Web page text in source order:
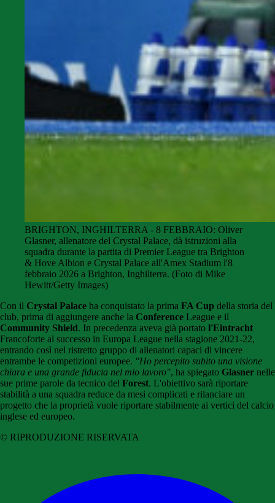
BRIGHTON, INGHILTERRA - 8 FEBBRAIO: Oliver
Glasner, allenatore del Crystal Palace, dà istruzioni alla
squadra durante la partita di Premier League tra Brighton
& Hove Albion e Crystal Palace all'Amex Stadium l'8
febbraio 2026 a Brighton, Inghilterra. (Foto di Mike
Hewitt/Getty Images)
Con il Crystal Palace ha conquistato la prima FA Cup della storia del
club, prima di aggiungere anche la Conference League e il
Community Shield. In precedenza aveva già portato l'Eintracht
Francoforte al successo in Europa League nella stagione 2021-22,
entrando così nel ristretto gruppo di allenatori capaci di vincere
entrambe le competizioni europee. "Ho percepito subito una visione
chiara e una grande fiducia nel mio lavoro", ha spiegato Glasner nelle
sue prime parole da tecnico del Forest. L'obiettivo sarà riportare
stabilità a una squadra reduce da mesi complicati e rilanciare un
progetto che la proprietà vuole riportare stabilmente ai vertici del calcio
inglese ed europeo.
© RIPRODUZIONE RISERVATA